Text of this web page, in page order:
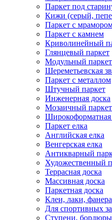
Паркет под
Кижи (серый,
Паркет с
Паркет с камнем
Криволинейный
Глянцевый паркет
Модульный паркет
Шереметьевская
Паркет с металлом
Штучный паркет
Инженерная доска
Мозаичный паркет
Широкоформатная
Паркет елка
Английская елка
Венгерская елка
Антикварный
Художественный
Террасная доска
Массивная доска
Паркетная доска
Клеи, лаки, фанера
Для спортивных
Ступени,